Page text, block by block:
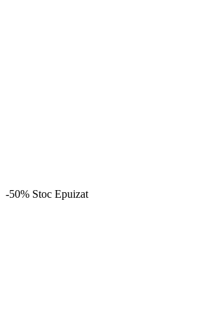
-50% Stoc Epuizat